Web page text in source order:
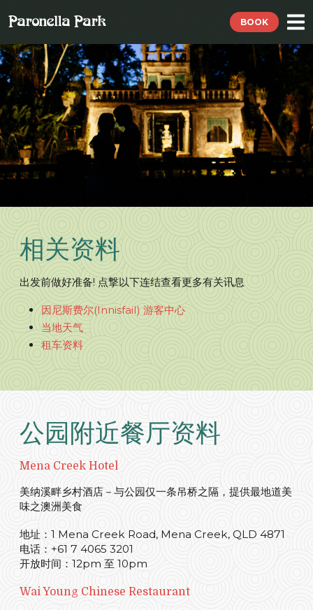
BOOK
相关资料
出发前做好准备! 点撃以下连结查看更多有关讯息
因尼斯费尔(Innisfail) 游客中心
当地天气
租车资料
公园附近餐厅资料
Mena Creek Hotel
美纳溪畔乡村酒店－与公园仅一条吊桥之隔，提供最地道美
味之澳洲美食
地址：1 Mena Creek Road, Mena Creek, QLD 4871
电话：+61 7 4065 3201
开放时间：12pm 至 10pm
Wai Young Chinese Restaurant